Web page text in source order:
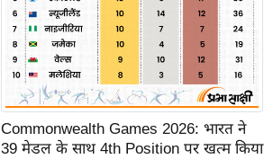
Commonwealth Games 2026: भारत ने
39 मेडल के साथ 4th Position पर खत्म किया